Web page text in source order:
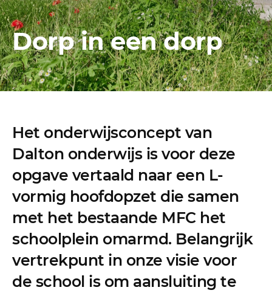
Dorp in een dorp
Het onderwijsconcept van
Dalton onderwijs is voor deze
opgave vertaald naar een L-
vormig hoofdopzet die samen
met het bestaande MFC het
schoolplein omarmd. Belangrijk
vertrekpunt in onze visie voor
de school is om aansluiting te